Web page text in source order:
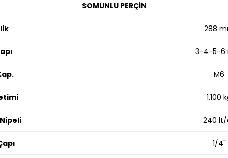
SOMUNLU PERÇİN
288
3-4-5-6
M6
1.100
240 lt/
1/4"